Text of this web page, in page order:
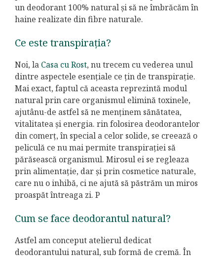
un deodorant 100% natural și să ne îmbrăcăm în
haine realizate din fibre naturale.
Ce este transpirația?
Noi, la Casa cu Rost, nu trecem cu vederea unul
dintre aspectele esențiale ce țin de transpirație.
Mai exact, faptul că aceasta reprezintă modul
natural prin care organismul elimină toxinele,
ajutânu-de astfel să ne menținem sănătatea,
vitalitatea și energia. rin folosirea deodorantelor
din comerț, în special a celor solide, se creează o
peliculă ce nu mai permite transpirației să
părăsească organismul. Mirosul ei se regleaza
prin alimentație, dar și prin cosmetice naturale,
care nu o inhibă, ci ne ajută să păstrăm un miros
proaspăt întreaga zi. P
Cum se face deodorantul natural?
Astfel am conceput atelierul dedicat
deodorantului natural, sub formă de cremă. În